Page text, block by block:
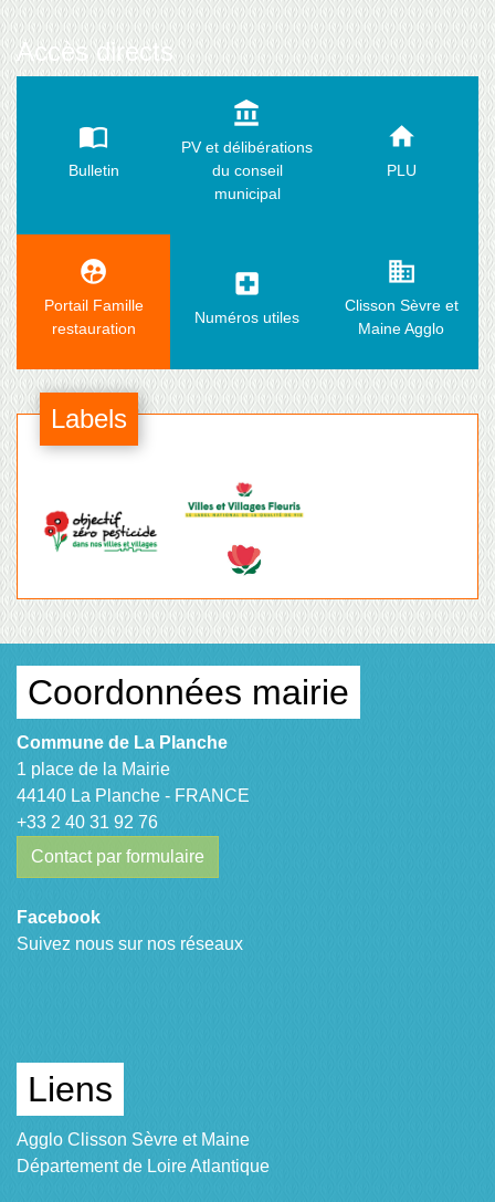
Accès directs
import_contacts
Bulletin
account_balance
PV et délibérations
du conseil
municipal
home
PLU
supervised_user_circle
Portail Famille
restauration
local_hospital
Numéros utiles
business
Clisson Sèvre et
Maine Agglo
Labels
Coordonnées mairie
Commune de La Planche
1 place de la Mairie
44140 La Planche - FRANCE
+33 2 40 31 92 76
Contact par formulaire
Facebook
Suivez nous sur nos réseaux
Liens
Agglo Clisson Sèvre et Maine
Département de Loire Atlantique